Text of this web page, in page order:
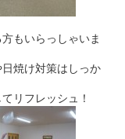
もいらっしゃいま
焼け対策はしっか
リフレッシュ！